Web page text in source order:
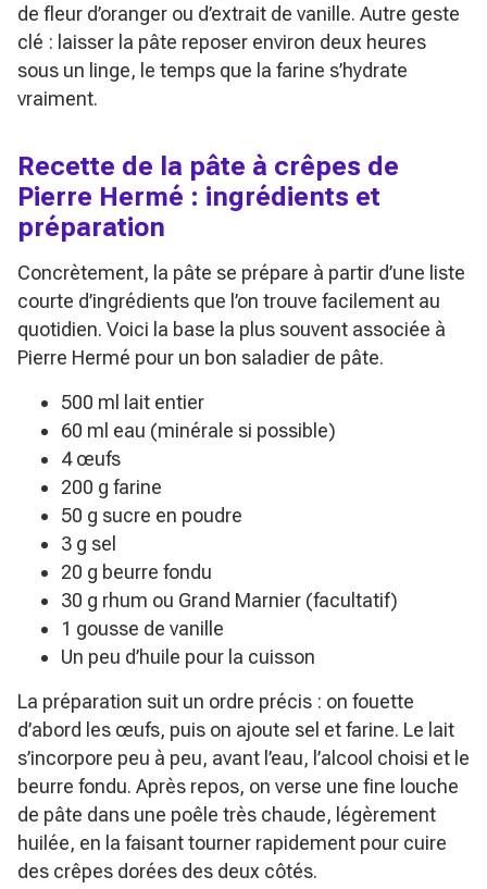
de fleur d’oranger ou d’extrait de vanille. Autre geste
clé : laisser la pâte reposer environ deux heures
sous un linge, le temps que la farine s’hydrate
vraiment.
Recette de la pâte à crêpes de
Pierre Hermé : ingrédients et
préparation
Concrètement, la pâte se prépare à partir d’une liste
courte d’ingrédients que l’on trouve facilement au
quotidien. Voici la base la plus souvent associée à
Pierre Hermé pour un bon saladier de pâte.
500 ml lait entier
60 ml eau (minérale si possible)
4 œufs
200 g farine
50 g sucre en poudre
3 g sel
20 g beurre fondu
30 g rhum ou Grand Marnier (facultatif)
1 gousse de vanille
Un peu d’huile pour la cuisson
La préparation suit un ordre précis : on fouette
d’abord les œufs, puis on ajoute sel et farine. Le lait
s’incorpore peu à peu, avant l’eau, l’alcool choisi et le
beurre fondu. Après repos, on verse une fine louche
de pâte dans une poêle très chaude, légèrement
huilée, en la faisant tourner rapidement pour cuire
des crêpes dorées des deux côtés.